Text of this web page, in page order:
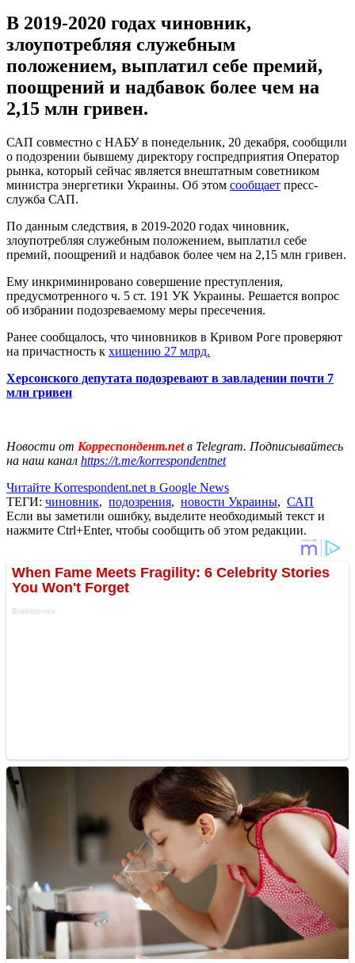
В 2019-2020 годах чиновник,
злоупотребляя служебным
положением, выплатил себе премий,
поощрений и надбавок более чем на
2,15 млн гривен.
САП совместно с НАБУ в понедельник, 20 декабря, сообщили
о подозрении бывшему директору госпредприятия Оператор
рынка, который сейчас является внештатным советником
министра энергетики Украины. Об этом сообщает пресс-
служба САП.
По данным следствия, в 2019-2020 годах чиновник,
злоупотребляя служебным положением, выплатил себе
премий, поощрений и надбавок более чем на 2,15 млн гривен.
Ему инкриминировано совершение преступления,
предусмотренного ч. 5 ст. 191 УК Украины. Решается вопрос
об избрании подозреваемому меры пресечения.
Ранее сообщалось, что чиновников в Кривом Роге проверяют
на причастность к хищению 27 млрд.
Херсонского депутата подозревают в завладении почти 7
млн гривен
Новости от Корреспондент.netв Telegram. Подписывайтесь
на наш канал https://t.me/korrespondentnet
Читайте Korrespondent.net в Google News
ТЕГИ: чиновник, подозрения, новости Украины, САП
Если вы заметили ошибку, выделите необходимый текст и
нажмите Ctrl+Enter, чтобы сообщить об этом редакции.